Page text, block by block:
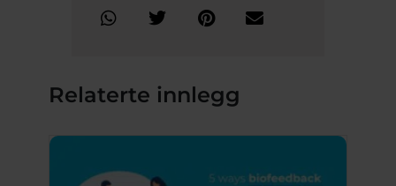
Relaterte innlegg